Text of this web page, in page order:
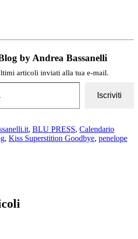
by Andrea Bassanelli
articoli inviati alla tua e-mail.
Iscriviti
, BLU PRESS, Calendario
, Kiss Superstition Goodbye, penelope